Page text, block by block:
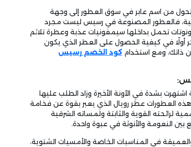
من اسم عابر في سوق العطور إلى وجهة
فالعطور المصنوعة في رسيس ليست مجرد
تحمل بداخلها سيمفونيات عذبة وعطرة تلائم
أولًا في كيفية الحصول على العطر الذي يكون
ذاتك، ومع استخدام كود الخصم رسيس
بشدة في الآونة الأخيرة وزاد الطلب عليها
العطورات عطر رويال الذي يعبر بقوة عن فخامة
لرائحته القوية والثابتة ولمساته الشرقية
النعومة والأنوثة في عبوة واحدة.
في المناسبات الخاصة والأمسيات الشتوية،